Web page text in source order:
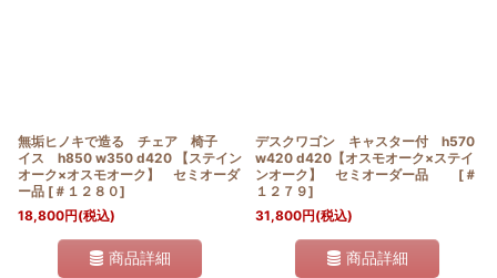
無垢ヒノキで造る チェア 椅子
イス h850 w350 d420 【ステイン
オーク×オスモオーク】 セミオーダ
ー品 [ ＃１２８０]
18,800円(税込)
商品詳細
デスクワゴン キャスター付 h570
w420 d420【オスモオーク×ステイ
ンオーク】 セミオーダー品
[ ＃
１２７９]
31,800円(税込)
商品詳細